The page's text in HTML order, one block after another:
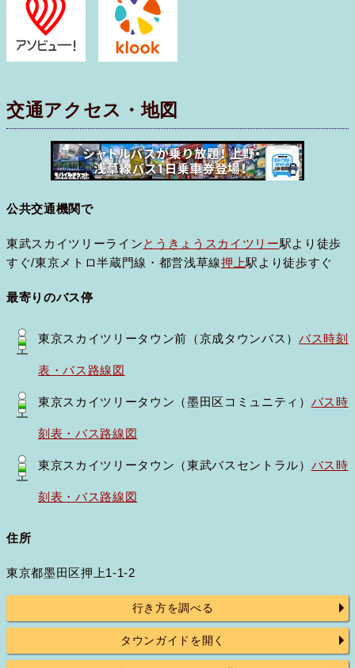
交通アクセス・地図
公共交通機関で
東武スカイツリーラインとうきょうスカイツリー駅より徒歩
すぐ/東京メトロ半蔵門線・都営浅草線押上駅より徒歩すぐ
最寄りのバス停
東京スカイツリータウン前（京成タウンバス） バス時刻
表・バス路線図
東京スカイツリータウン（墨田区コミュニティ） バス時
刻表・バス路線図
東京スカイツリータウン（東武バスセントラル） バス時
刻表・バス路線図
住所
東京都墨田区押上1-1-2
行き方を調べる
タウンガイドを開く